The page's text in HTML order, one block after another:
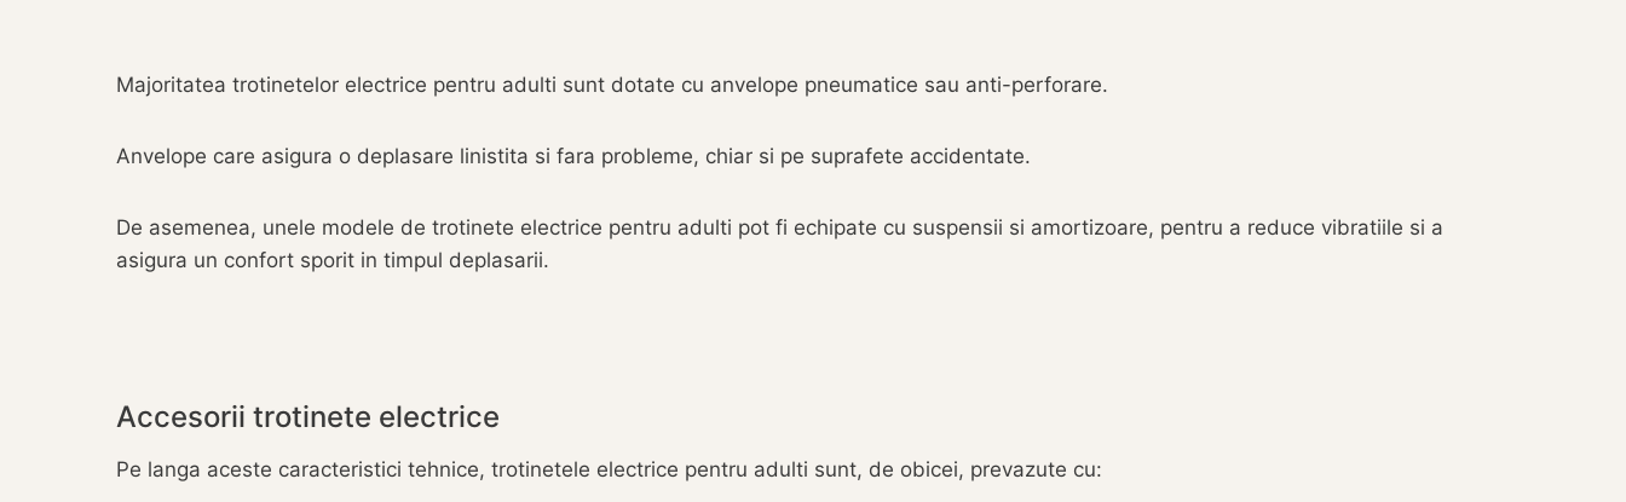
Majoritatea trotinetelor electrice pentru adulti sunt dotate cu anvelope pneumatice sau anti-perforare.
Anvelope care asigura o deplasare linistita si fara probleme, chiar si pe suprafete accidentate.
De asemenea, unele modele de trotinete electrice pentru adulti pot fi echipate cu suspensii si amortizoare, pentru a reduce vibratiile si a
asigura un confort sporit in timpul deplasarii.
Accesorii trotinete electrice
Pe langa aceste caracteristici tehnice, trotinetele electrice pentru adulti sunt, de obicei, prevazute cu: